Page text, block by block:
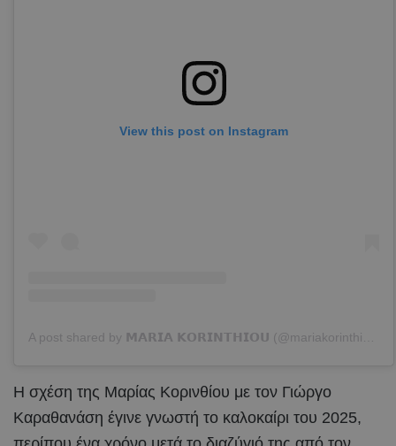
View this post on Instagram
A post shared by 𝗠𝗔𝗥𝗜𝗔 𝗞𝗢𝗥𝗜𝗡𝗧𝗛𝗜𝗢𝗨 (@mariakorinthiou)
Η σχέση της Μαρίας Κορινθίου με τον Γιώργο
Καραθανάση έγινε γνωστή το καλοκαίρι του 2025,